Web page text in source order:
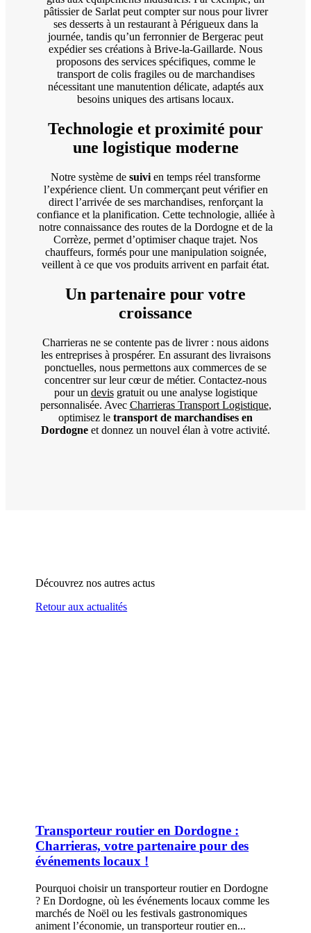
pâtissier de Sarlat peut compter sur nous pour livrer
ses desserts à un restaurant à Périgueux dans la
journée, tandis qu’un ferronnier de Bergerac peut
expédier ses créations à Brive-la-Gaillarde. Nous
proposons des services spécifiques, comme le
transport de colis fragiles ou de marchandises
nécessitant une manutention délicate, adaptés aux
besoins uniques des artisans locaux.
Technologie et proximité pour
une logistique moderne
Notre système de suivi en temps réel transforme
l’expérience client. Un commerçant peut vérifier en
direct l’arrivée de ses marchandises, renforçant la
confiance et la planification. Cette technologie, alliée à
notre connaissance des routes de la Dordogne et de la
Corrèze, permet d’optimiser chaque trajet. Nos
chauffeurs, formés pour une manipulation soignée,
veillent à ce que vos produits arrivent en parfait état.
Un partenaire pour votre
croissance
Charrieras ne se contente pas de livrer : nous aidons
les entreprises à prospérer. En assurant des livraisons
ponctuelles, nous permettons aux commerces de se
concentrer sur leur cœur de métier. Contactez-nous
pour un devisgratuit ou une analyse logistique
personnalisée. Avec Charrieras Transport Logistique,
optimisez le transport de marchandises en
Dordogne et donnez un nouvel élan à votre activité.
Découvrez nos autres actus
Retour aux actualités
Transporteur routier en Dordogne :
Charrieras, votre partenaire pour des
événements locaux !
Pourquoi choisir un transporteur routier en Dordogne
? En Dordogne, où les événements locaux comme les
marchés de Noël ou les festivals gastronomiques
animent l’économie, un transporteur routier en...